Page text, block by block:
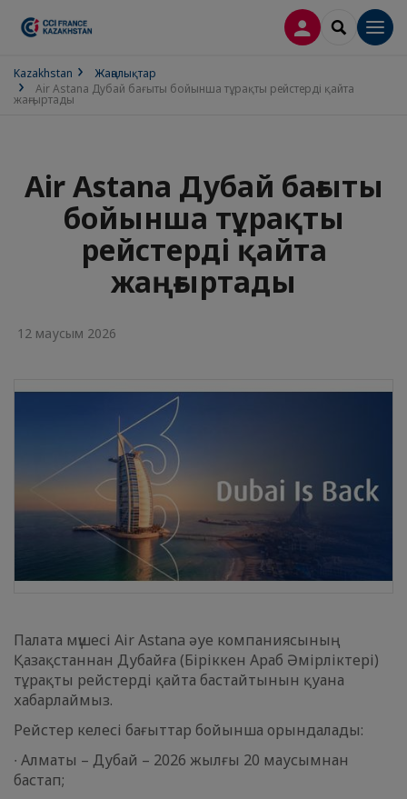
LOG INSEARCH
Kazakhstan
Жаңалықтар
Air Astana Дубай бағыты бойынша тұрақты рейстерді қайта
жаңғыртады
Air Astana Дубай бағыты
бойынша тұрақты
рейстерді қайта
жаңғыртады
12 маусым 2026
Палата мүшесі Air Astana әуе компаниясының
Қазақстаннан Дубайға (Біріккен Араб Әмірліктері)
тұрақты рейстерді қайта бастайтынын қуана
хабарлаймыз.
Рейстер келесі бағыттар бойынша орындалады:
∙ Алматы – Дубай – 2026 жылғы 20 маусымнан
бастап;